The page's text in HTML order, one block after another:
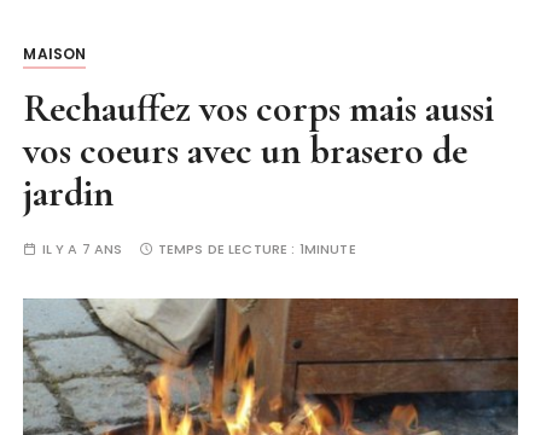
MAISON
Rechauffez vos corps mais aussi
vos coeurs avec un brasero de
jardin
IL Y A 7 ANS TEMPS DE LECTURE : 1MINUTE